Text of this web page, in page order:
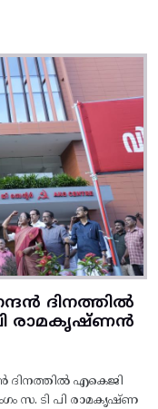
ദിനത്തിൽ
രാമകൃഷ്‌ണൻ
എകെജി
സ. ടി പി രാമകൃഷ്‌ണ